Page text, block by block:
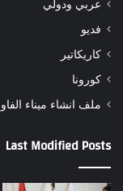
عربي ودولي
فديو
كاريكاتير
كورونا
ملف انشاء ميناء الفاو
Last Modified Posts